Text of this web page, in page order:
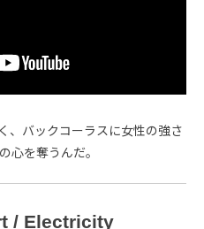
、バックコーラスに女性の強さ
心を奪うんだ。
/ Electricity